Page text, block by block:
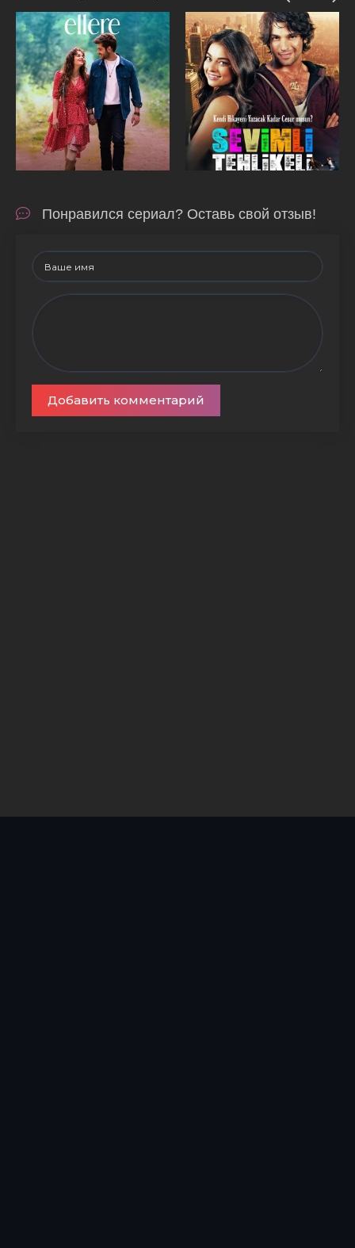
Понравился сериал? Оставь свой отзыв!
Добавить комментарий